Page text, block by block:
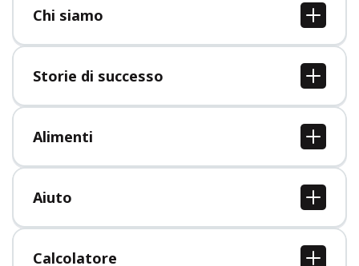
Chi siamo
Chi siamo
Lavori
Stampa
Storie di successo
Tutte le storie di successo
Alimenti
Tutti i cibi
Aiuto
Centro assistenza
Calcolatore